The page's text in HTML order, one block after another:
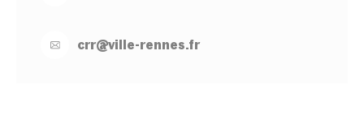
crr@ville-rennes.fr